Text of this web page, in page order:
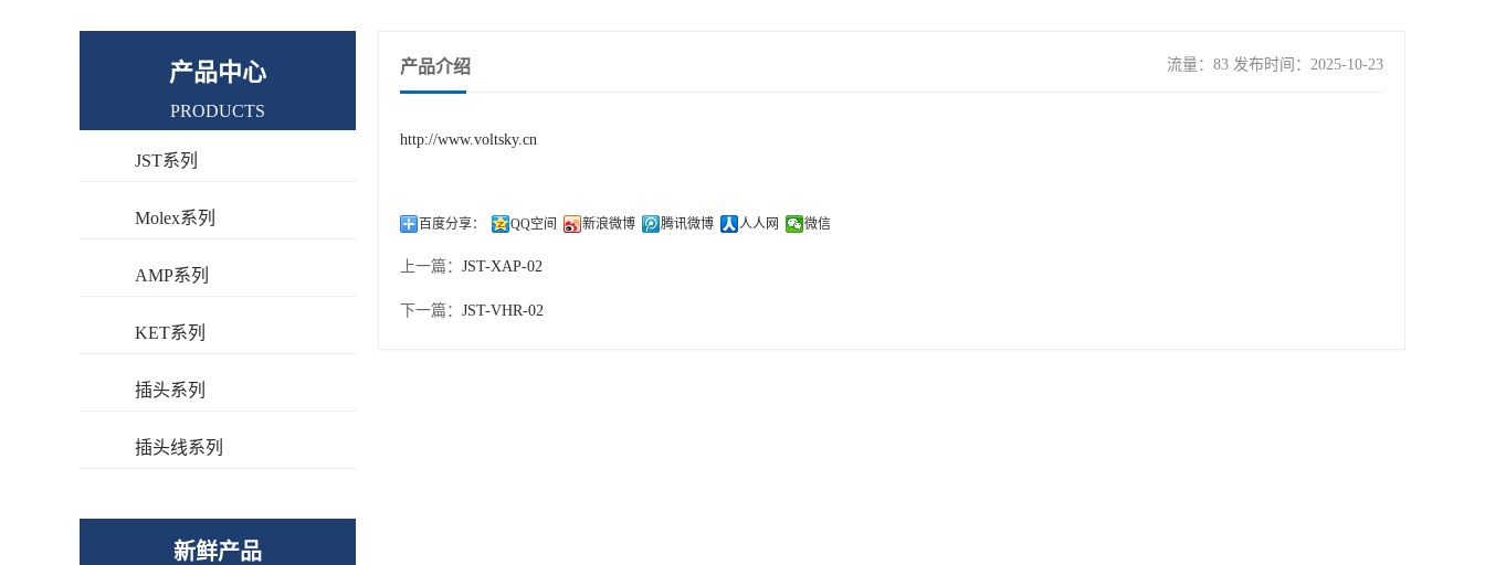
产品介绍 流量：83 发布时间：2025-10-23
http://www.voltsky.cn
百度分享： QQ空间 新浪微博 腾讯微博 人人网 微信
上一篇： JST-XAP-02
下一篇： JST-VHR-02
产品中心
PRODUCTS
JST系列
Molex系列
AMP系列
KET系列
插头系列
插头线系列
新鲜产品